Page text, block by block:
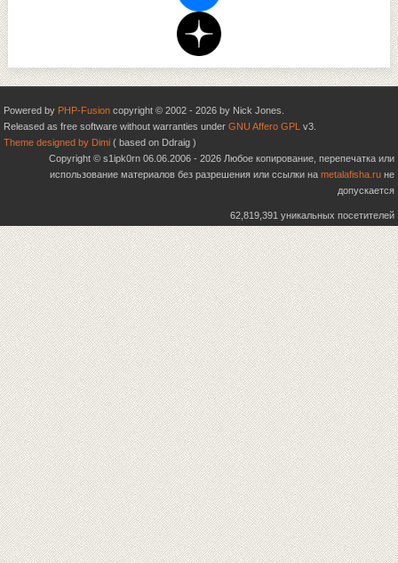
Powered by PHP-Fusion copyright © 2002 - 2026 by Nick Jones.
Released as free software without warranties under GNU Affero GPL v3.
Theme designed by Dimi ( based on Ddraig )
Copyright © s1ipk0rn 06.06.2006 - 2026 Любое копирование, перепечатка или
использование материалов без разрешения или ссылки на metalafisha.ru не
допускается
62,819,391 уникальных посетителей